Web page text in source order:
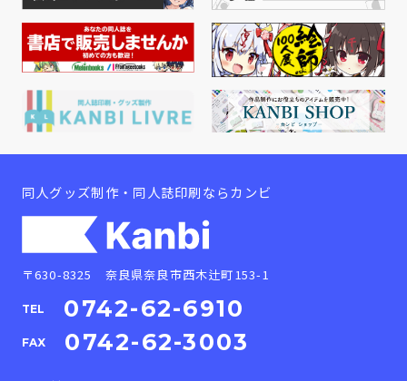
同人グッズ制作・同人誌印刷ならカンビ
〒630-8325 奈良県奈良市西木辻町153-1
TEL 0742-62-6910
FAX 0742-62-3003